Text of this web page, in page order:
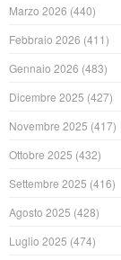
Marzo 2026 (440)
Febbraio 2026 (411)
Gennaio 2026 (483)
Dicembre 2025 (427)
Novembre 2025 (417)
Ottobre 2025 (432)
Settembre 2025 (416)
Agosto 2025 (428)
Luglio 2025 (474)